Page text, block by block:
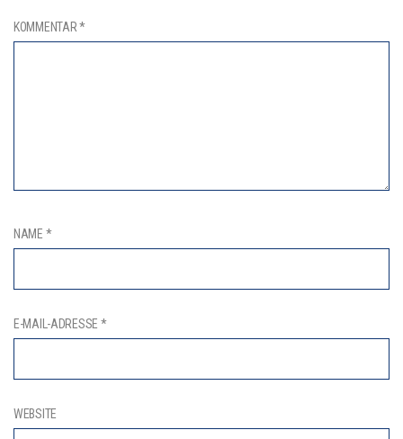
KOMMENTAR*
NAME *
E-MAIL-ADRESSE *
WEBSITE